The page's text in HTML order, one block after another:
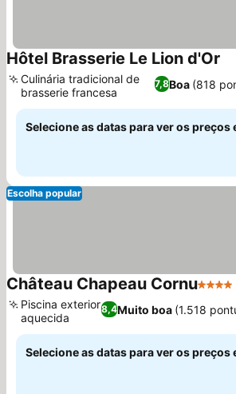
Hôtel Brasserie Le Lion d'Or
7,8Boa (818
Culinária tradicional de
brasserie francesa
Selecione as datas para ver os preços
Escolha popular
Château Chapeau Cornu4
8,4Muito boa (1.518
Piscina exterior
aquecida
Selecione as datas para ver os preços